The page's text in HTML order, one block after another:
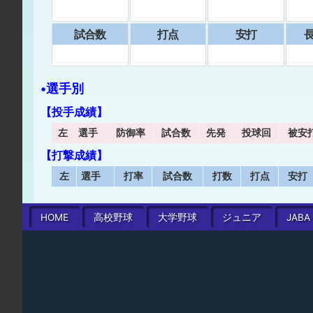
試合数 打点 安打
•選手別
【投手成績】
左 選手 防御率 試合数 先発 投球回 被安
【打撃成績】
左 選手 打率 試合数 打数 打点 安打
HOME 高校野球 大学野球 ジュニア JABA